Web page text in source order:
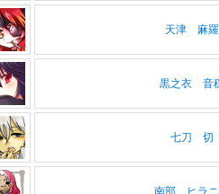
天津 麻羅
黒之衣 音
七刀 切
南部 ヒラ